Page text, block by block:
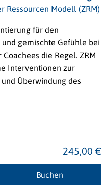
Ressourcen Modell (ZRM)
für den
gemischte Gefühle bei
die Regel. ZRM
Interventionen zur
Überwindung des
245,00 €
Buchen